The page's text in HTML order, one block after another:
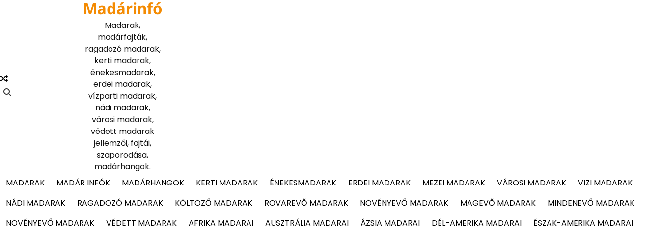
Madárinfó
Madarak,
madárfajták,
ragadozó madarak,
kerti madarak,
énekesmadarak,
erdei madarak,
vízparti madarak,
nádi madarak,
városi madarak,
védett madarak
jellemzői, fajtái,
szaporodása,
madárhangok.
MADARAK
MADÁR INFÓK MADÁRHANGOK KERTI MADARAK ÉNEKESMADARAK ERDEI MADARAK MEZEI MADARAK VÁROSI MADARAK
VIZI MADARAK
NÁDI MADARAK
RAGADOZÓ MADARAK KÖLTÖZŐ MADARAK ROVAREVŐ MADARAK NÖVÉNYEVŐ MADARAK MAGEVŐ MADARAK
MINDENEVŐ MADARAK
NÖVÉNYEVŐ MADARAK
VÉDETT MADARAK AFRIKA MADARAI AUSZTRÁLIA MADARAI ÁZSIA MADARAI DÉL-AMERIKA MADARAI
ÉSZAK-AMERIKA MADARAI